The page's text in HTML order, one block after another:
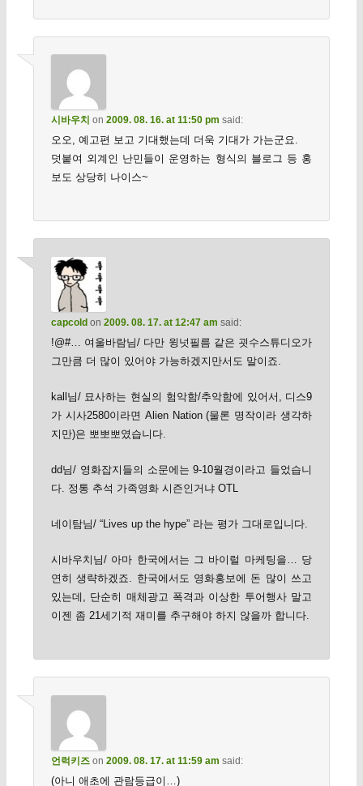
시바우치 on 2009. 08. 16. at 11:50 pm said:
오오, 예고편 보고 기대했는데 더욱 기대가 가는군요.
덧붙여 외계인 난민들이 운영하는 형식의 블로그 등 홍
보도 상당히 나이스~
capcoldon 2009. 08. 17. at 12:47 am said:
!@#… 여울바람님/ 다만 윙넛필름 같은 굇수스튜디오가
그만큼 더 많이 있어야 가능하겠지만서도 말이죠.
kall님/ 묘사하는 현실의 험악함/추악함에 있어서, 디스9
가 시사2580이라면 Alien Nation (물론 명작이라 생각하
지만)은 뽀뽀뽀였습니다.
dd님/ 영화잡지들의 소문에는 9-10월경이라고 들었습니
다. 정통 추석 가족영화 시즌인거냐 OTL
네이탐님/ “Lives up the hype” 라는 평가 그대로입니다.
시바우치님/ 아마 한국에서는 그 바이럴 마케팅을… 당
연히 생략하겠죠. 한국에서도 영화홍보에 돈 많이 쓰고
있는데, 단순히 매체광고 폭격과 이상한 투어행사 말고
이젠 좀 21세기적 재미를 추구해야 하지 않을까 합니다.
언럭키즈on 2009. 08. 17. at 11:59 am said:
(아니 애초에 관람등급이…)